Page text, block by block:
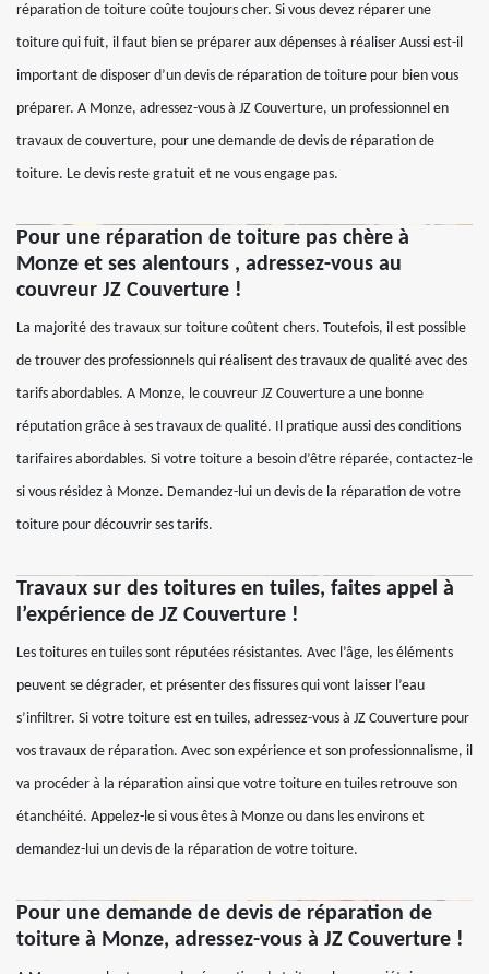
réparation de toiture coûte toujours cher. Si vous devez réparer une
toiture qui fuit, il faut bien se préparer aux dépenses à réaliser Aussi est-il
important de disposer d’un devis de réparation de toiture pour bien vous
préparer. A Monze, adressez-vous à JZ Couverture, un professionnel en
travaux de couverture, pour une demande de devis de réparation de
toiture. Le devis reste gratuit et ne vous engage pas.
Pour une réparation de toiture pas chère à
Monze et ses alentours , adressez-vous au
couvreur JZ Couverture !
La majorité des travaux sur toiture coûtent chers. Toutefois, il est possible
de trouver des professionnels qui réalisent des travaux de qualité avec des
tarifs abordables. A Monze, le couvreur JZ Couverture a une bonne
réputation grâce à ses travaux de qualité. Il pratique aussi des conditions
tarifaires abordables. Si votre toiture a besoin d’être réparée, contactez-le
si vous résidez à Monze. Demandez-lui un devis de la réparation de votre
toiture pour découvrir ses tarifs.
Travaux sur des toitures en tuiles, faites appel à
l’expérience de JZ Couverture !
Les toitures en tuiles sont réputées résistantes. Avec l’âge, les éléments
peuvent se dégrader, et présenter des fissures qui vont laisser l’eau
s’infiltrer. Si votre toiture est en tuiles, adressez-vous à JZ Couverture pour
vos travaux de réparation. Avec son expérience et son professionnalisme, il
va procéder à la réparation ainsi que votre toiture en tuiles retrouve son
étanchéité. Appelez-le si vous êtes à Monze ou dans les environs et
demandez-lui un devis de la réparation de votre toiture.
Pour une demande de devis de réparation de
toiture à Monze, adressez-vous à JZ Couverture !